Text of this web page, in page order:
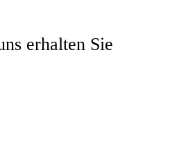
erhalten Sie